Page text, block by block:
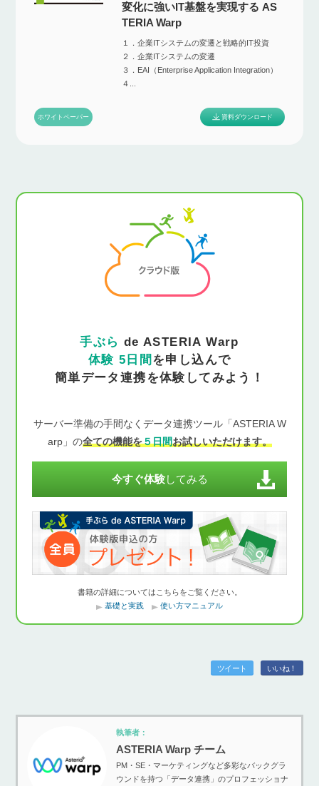
変化に強いIT基盤を実現する AS
TERIA Warp
１．企業ITシステムの変遷と戦略的IT投資
２．企業ITシステムの変遷
３．EAI（Enterprise Application Integration）
４...
ホワイトペーパー 資料ダウンロード
手ぶら de ASTERIA Warp
体験 5日間 を申し込んで
簡単データ連携を体験してみよう！
サーバー準備の手間なくデータ連携ツール「ASTERIA W
arp」の全ての機能を５日間お試しいただけます。
今すぐ体験してみる
書籍の詳細についてはこちらをご覧ください。
基礎と実践
使い方マニュアル
ツイート いいね！
執筆者：
ASTERIA Warp チーム
PM・SE・マーケティングなど多彩なバックグラ
ウンドを持つ「データ連携」のプロフェッショナ